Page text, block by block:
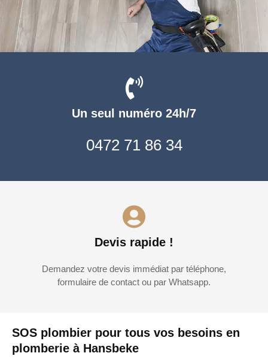
SOS plombier pour tous vos besoins en
plomberie à Hansbeke
Un seul numéro 24h/7
0472 71 86 34
Devis rapide !
Demandez votre devis immédiat par téléphone,
formulaire de contact ou par Whatsapp.